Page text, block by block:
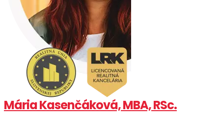
Mária Kasenčáková, MBA, RSc.